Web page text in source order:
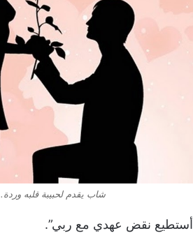
شاب يقدم لحبيبة قلبه وردة.
أستطيع نقض عهدي مع ربي”.